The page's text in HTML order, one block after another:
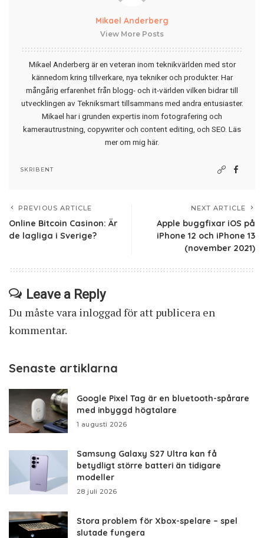
Mikael Anderberg
View More Posts
Mikael Anderberg är en veteran inom teknikvärlden med stor
kännedom kring tillverkare, nya tekniker och produkter. Har
mångårig erfarenhet från blogg- och it-världen vilken bidrar till
utvecklingen av Tekniksmart tillsammans med andra entusiaster.
Mikael har i grunden expertis inom fotografering och
kamerautrustning, copywriter och content editing, och SEO. Läs
mer om mig här.
SKRIBENT
PREVIOUS ARTICLE
Online Bitcoin Casinon: Är
de lagliga i Sverige?
NEXT ARTICLE
Apple buggfixar iOS på
iPhone 12 och iPhone 13
(november 2021)
Leave a Reply
Du måste vara inloggad för att publicera en
kommentar.
Senaste artiklarna
Google Pixel Tag är en bluetooth-spårare
med inbyggd högtalare
1 augusti 2026
Samsung Galaxy S27 Ultra kan få
betydligt större batteri än tidigare
modeller
28 juli 2026
Stora problem för Xbox-spelare – spel
slutade fungera